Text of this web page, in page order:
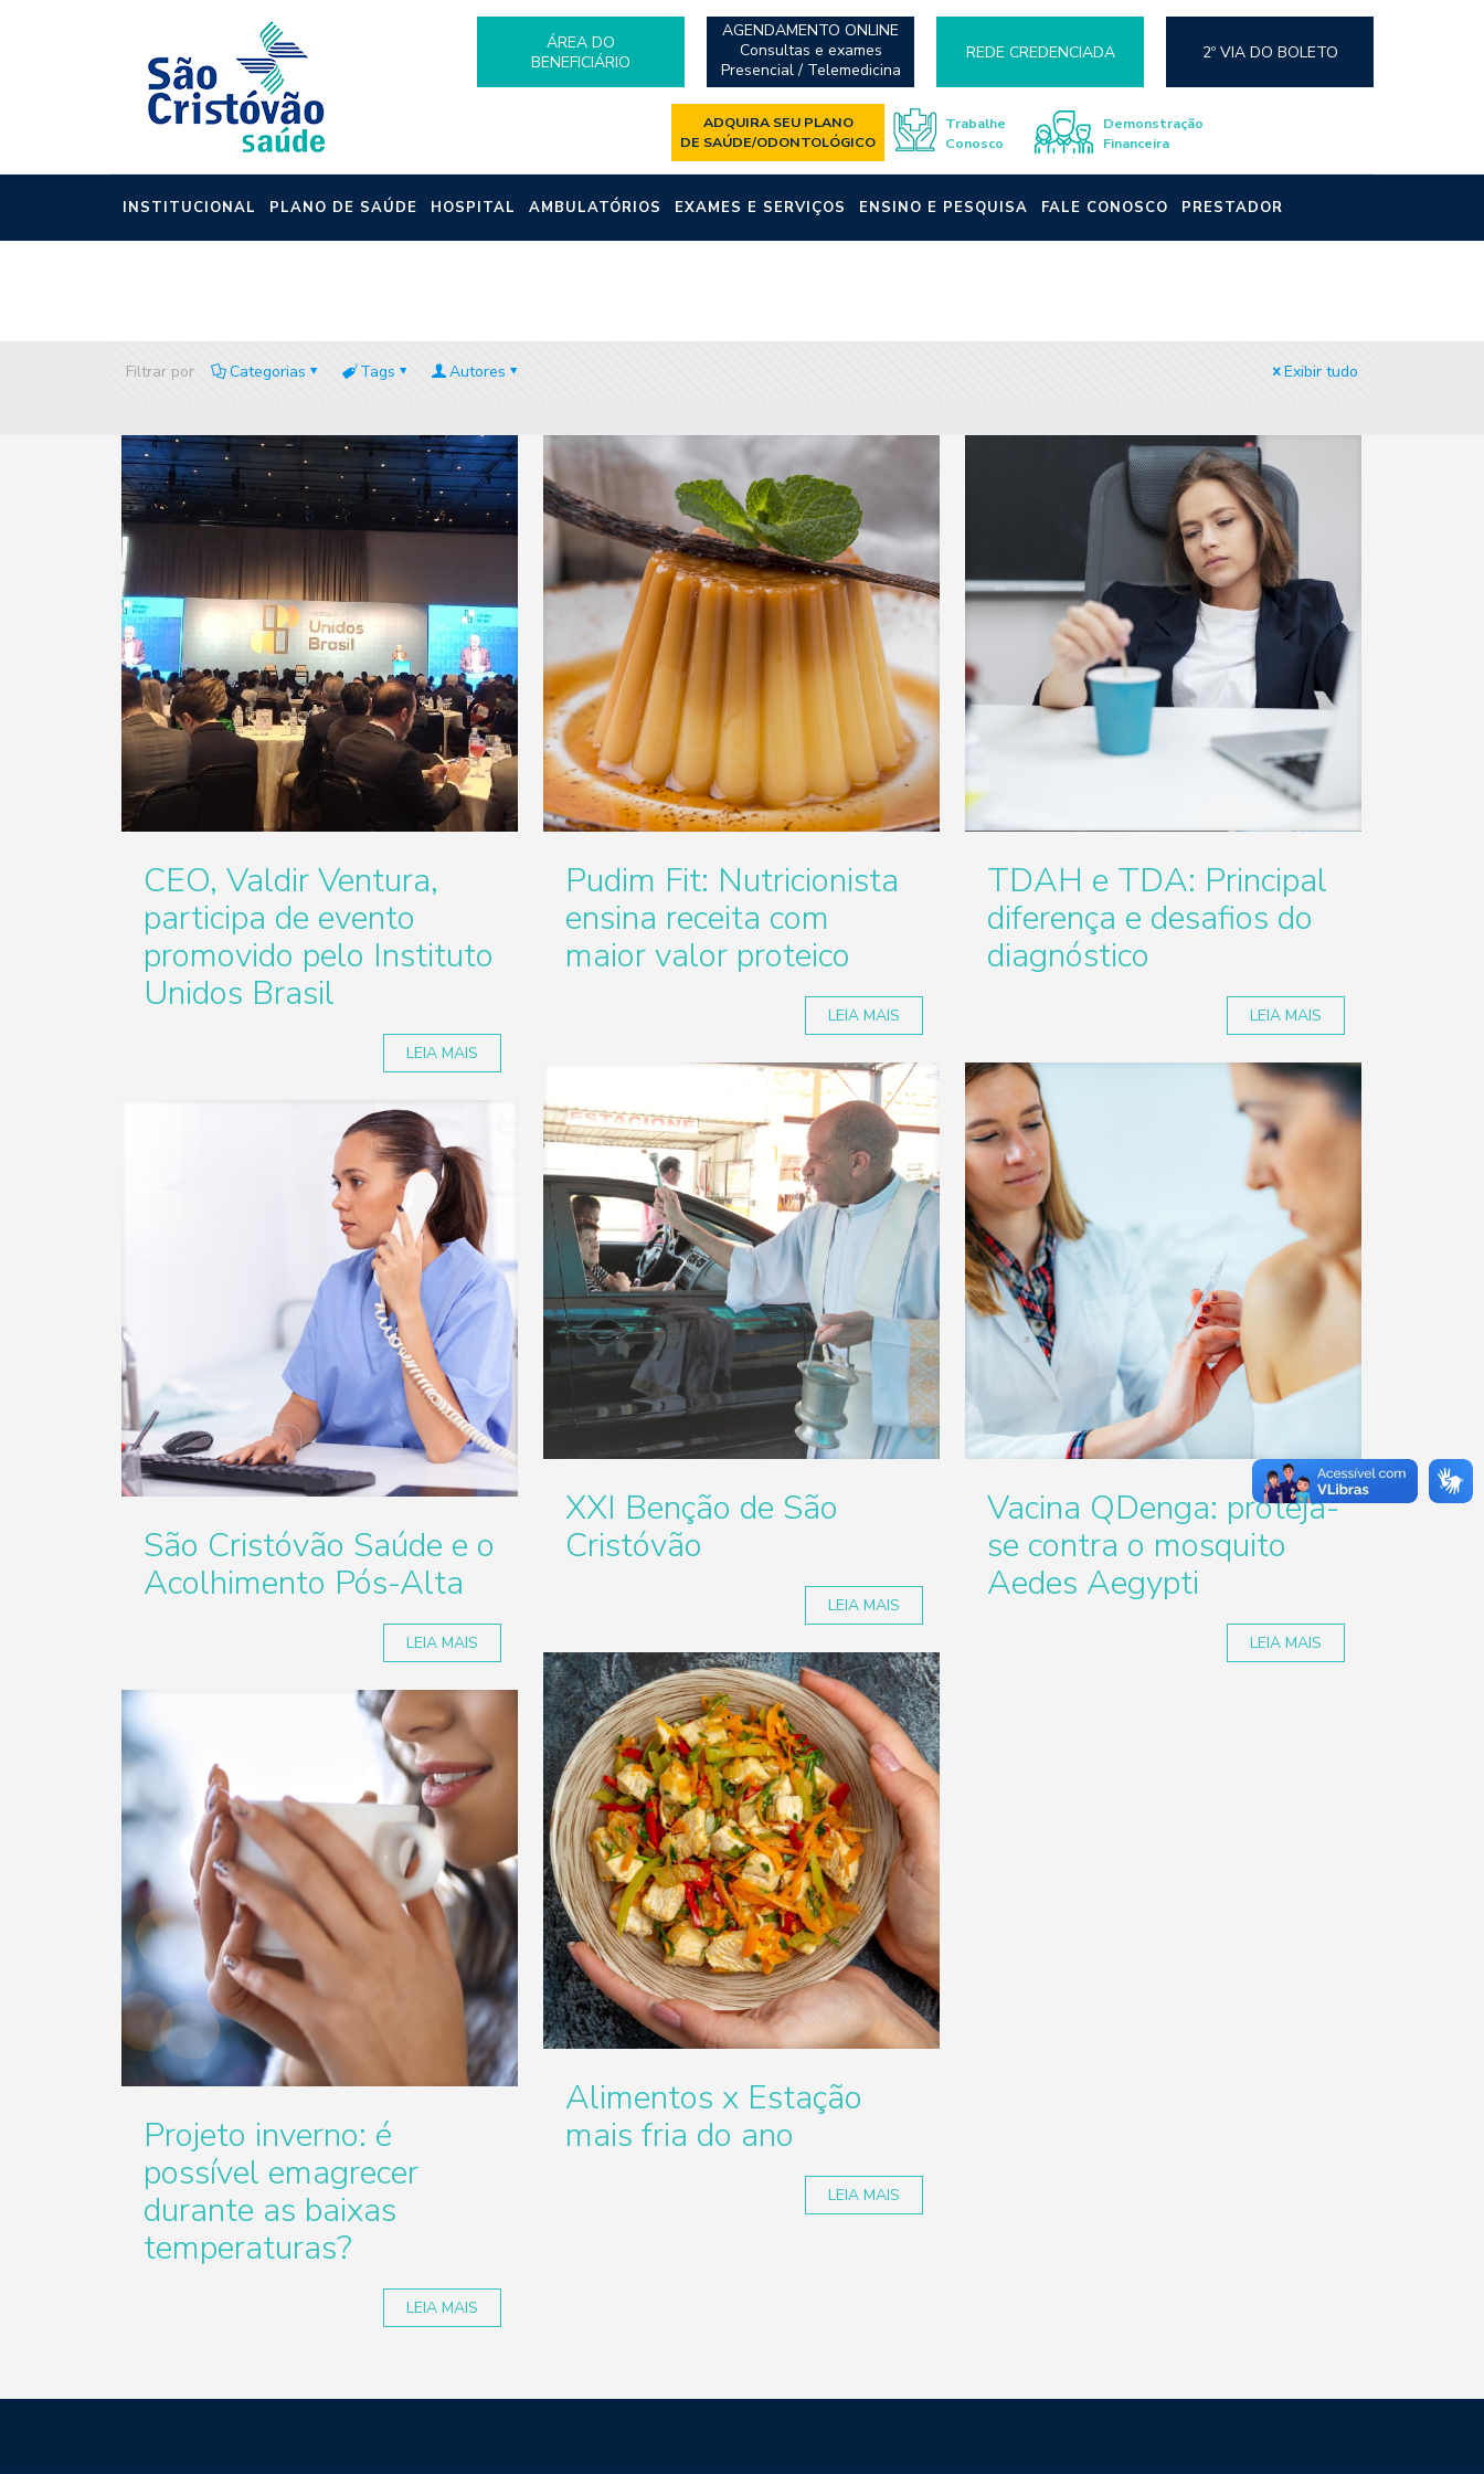
ÁREA DO
BENEFICIÁRIO
AGENDAMENTO ONLINE
Consultas e exames
Presencial / Telemedicina
REDE CREDENCIADA 2º VIA DO BOLETO
ADQUIRA SEU PLANO
DE SAÚDE/ODONTOLÓGICO
Trabalhe
Conosco
Demonstração
Financeira
INSTITUCIONAL PLANO DE SAÚDE HOSPITAL AMBULATÓRIOS EXAMES E SERVIÇOS ENSINO E PESQUISA FALE CONOSCO PRESTADOR
Filtrar por Categorias Tags Autores Exibir tudo
CEO, Valdir Ventura,
participa de evento
promovido pelo Instituto
Unidos Brasil
LEIA MAIS
Pudim Fit: Nutricionista
ensina receita com
maior valor proteico
LEIA MAIS
TDAH e TDA: Principal
diferença e desafios do
diagnóstico
LEIA MAIS
XXI Benção de São
Cristóvão
LEIA MAIS
Vacina QDenga: proteja-
se contra o mosquito
Aedes Aegypti
LEIA MAIS
São Cristóvão Saúde e o
Acolhimento Pós-Alta
LEIA MAIS
Alimentos x Estação
mais fria do ano
LEIA MAIS
Projeto inverno: é
possível emagrecer
durante as baixas
temperaturas?
LEIA MAIS